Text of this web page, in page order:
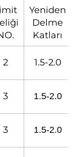
Yeniden
Delme
Katları
2 1.5-2.0
3 1.5-2.0
3 1.5-2.0